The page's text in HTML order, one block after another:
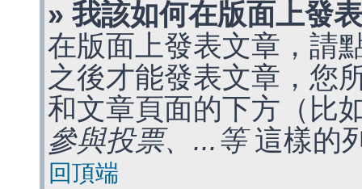
» 我該如何在版面上發
在版面上發表文章，請
之後才能發表文章，您
和文章頁面的下方（比
參與投票、...等這樣的
回頂端